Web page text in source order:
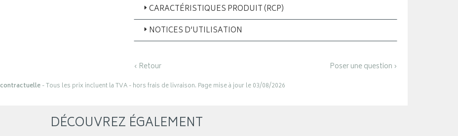
CARACTÉRISTIQUES PRODUIT (RCP)
NOTICES D’UTILISATION
‹ Retour Poser une question ›
- Tous les prix incluent la TVA - hors frais de livraison. Page mise à jour le 03/08/2026
DÉCOUVREZ ÉGALEMENT